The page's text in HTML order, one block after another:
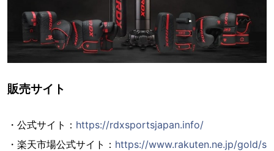
販売サイト
・公式サイト： https://rdxsportsjapan.info/
・楽天市場公式サイト： https://www.rakuten.ne.jp/gold/s